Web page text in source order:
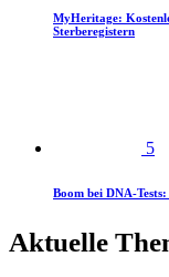
MyHeritage:
Sterberegistern
5
Boom bei DNA-
Aktuelle